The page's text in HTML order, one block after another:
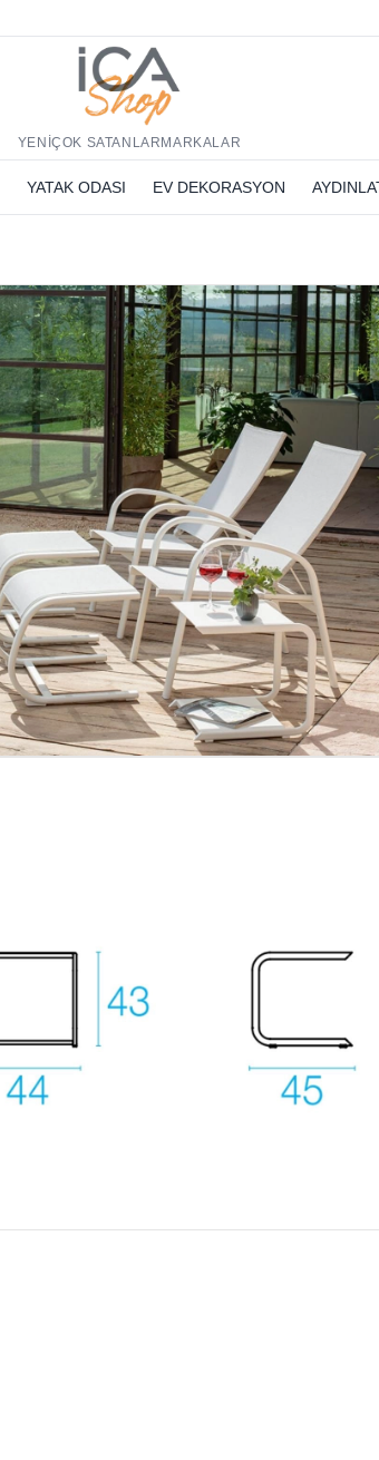
YENİÇOK SATANLAR MARKALAR
YATAK ODASI EV DEKORASYON